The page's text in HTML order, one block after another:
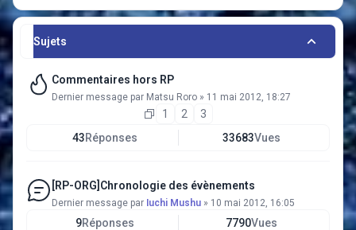
Sujets
Commentaires hors RP
Dernier message par Matsu Roro » 11 mai 2012, 18:27
1 2
3
43Réponses 33683Vues
[RP-ORG]Chronologie des évènements
Dernier message par Iuchi Mushu » 10 mai 2012, 16:05
9Réponses 7790Vues